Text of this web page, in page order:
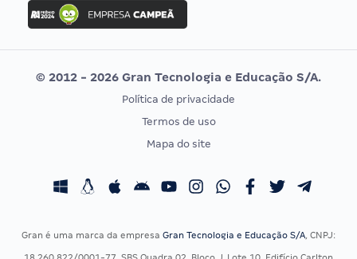
Concurso MPU
Editais publicados
Vunesp
CONCURSOS POR PROFISSÃO
Concursos Fiscais
EXAME DE ORDEM
Calendário OAB
© 2012 - 2026 Gran Tecnologia e Educação S/A.
Política de privacidade
Termos de uso
Mapa do site
Gran é uma marca da empresa Gran Tecnologia e Educação S/A, CNPJ: